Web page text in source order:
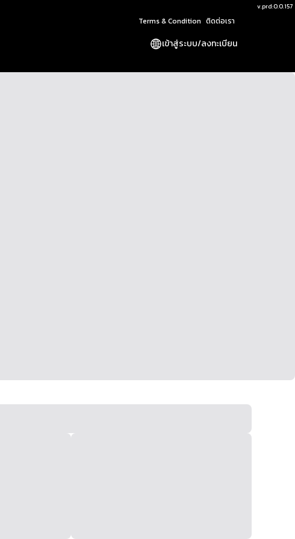
v.prd:0.0.157
Terms & Condition ติดต่อเรา
เข้าสู่ระบบ/ลงทะเบียน